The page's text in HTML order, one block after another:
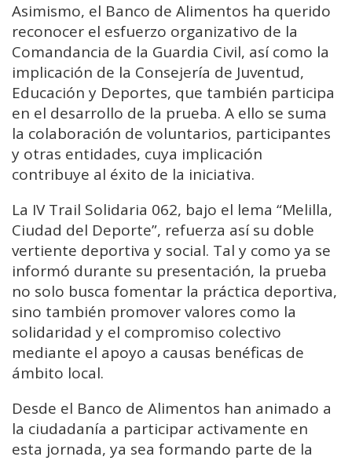
Asimismo, el Banco de Alimentos ha querido
reconocer el esfuerzo organizativo de la
Comandancia de la Guardia Civil, así como la
implicación de la Consejería de Juventud,
Educación y Deportes, que también participa
en el desarrollo de la prueba. A ello se suma
la colaboración de voluntarios, participantes
y otras entidades, cuya implicación
contribuye al éxito de la iniciativa.
La IV Trail Solidaria 062, bajo el lema “Melilla,
Ciudad del Deporte”, refuerza así su doble
vertiente deportiva y social. Tal y como ya se
informó durante su presentación, la prueba
no solo busca fomentar la práctica deportiva,
sino también promover valores como la
solidaridad y el compromiso colectivo
mediante el apoyo a causas benéficas de
ámbito local.
Desde el Banco de Alimentos han animado a
la ciudadanía a participar activamente en
esta jornada, ya sea formando parte de la